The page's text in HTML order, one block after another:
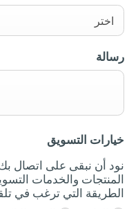
اختر
رسالة
خيارات التسويق
نود أن نبقى على اتصال
المنتجات والخدمات
الطريقة التي ترغب في